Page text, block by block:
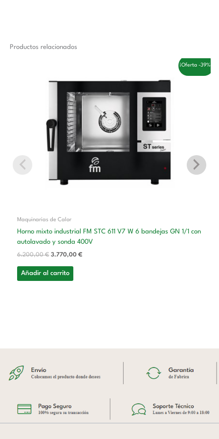
Productos relacionados
¡Oferta -39%!
Maquinarias de Calor
Horno mixto industrial FM STC 611 V7 W 6 bandejas GN 1/1 con
autolavado y sonda 400V
6.200,00€
6.200,00 €.
3.770,00 €
3.770,00 €.
Añadir al carrito